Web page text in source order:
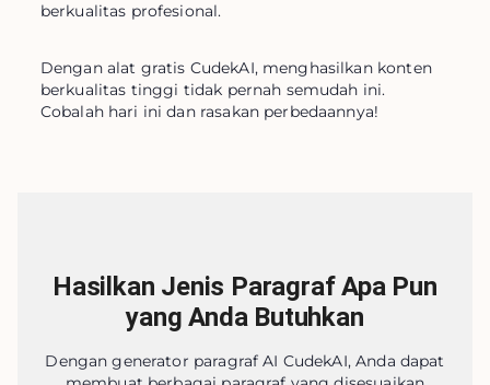
berkualitas profesional.
Dengan alat gratis CudekAI, menghasilkan konten
berkualitas tinggi tidak pernah semudah ini.
Cobalah hari ini dan rasakan perbedaannya!
Hasilkan Jenis Paragraf Apa Pun
yang Anda Butuhkan
Dengan generator paragraf AI CudekAI, Anda dapat